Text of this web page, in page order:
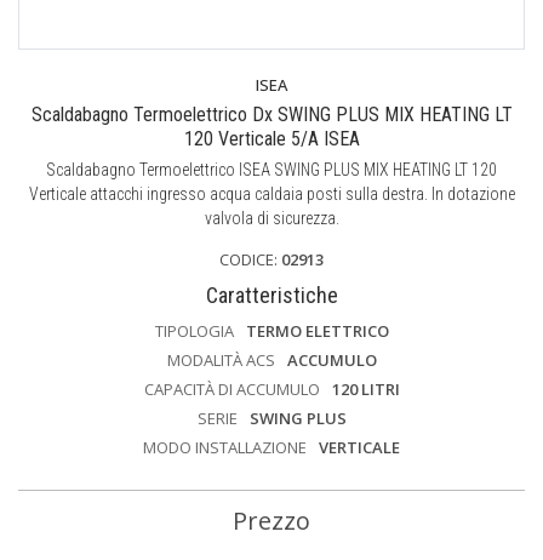
ISEA
Scaldabagno Termoelettrico Dx SWING PLUS MIX HEATING LT
120 Verticale 5/A ISEA
Scaldabagno Termoelettrico ISEA SWING PLUS MIX HEATING LT 120
Verticale attacchi ingresso acqua caldaia posti sulla destra. In dotazione
valvola di sicurezza.
CODICE: 02913
Caratteristiche
TIPOLOGIA
TERMO ELETTRICO
MODALITÀ ACS
ACCUMULO
CAPACITÀ DI ACCUMULO
120 LITRI
SERIE
SWING PLUS
MODO INSTALLAZIONE
VERTICALE
Prezzo